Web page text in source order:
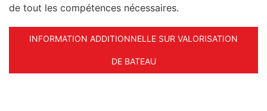
de tout les compétences nécessaires.
INFORMATION ADDITIONNELLE SUR VALORISATION
DE BATEAU